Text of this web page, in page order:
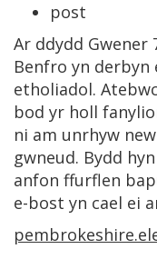
post
Ar ddydd Gwener
Benfro yn
etholiadol.
bod yr holl
ni am unrhyw
gwneud. Bydd
anfon ffurflen
e-bost yn cael ei